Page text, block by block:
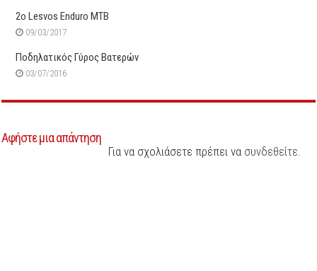
2o Lesvos Enduro MTB
09/03/2017
Ποδηλατικός Γύρος Βατερών
03/07/2016
Αφήστε μια απάντηση
Για να σχολιάσετε πρέπει να συνδεθείτε